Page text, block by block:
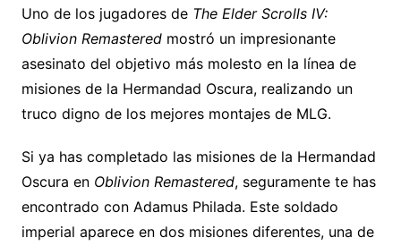
Uno de los jugadores de The Elder Scrolls IV:
Oblivion Remasteredmostró un impresionante
asesinato del objetivo más molesto en la línea de
misiones de la Hermandad Oscura, realizando un
truco digno de los mejores montajes de MLG.
Si ya has completado las misiones de la Hermandad
Oscura en Oblivion Remastered, seguramente te has
encontrado con Adamus Philada. Este soldado
imperial aparece en dos misiones diferentes, una de